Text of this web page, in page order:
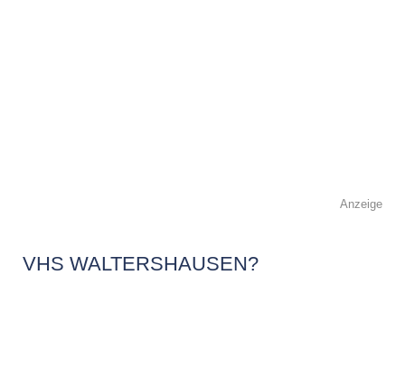
Anzeige
VHS WALTERSHAUSEN?